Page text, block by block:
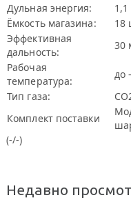
Дульная энергия:
Ёмкость магазина:
18
Эффективная
дальность:
30
Рабочая
температура:
до
Тип газа:
Комплект поставки
(-/-)
Недавно